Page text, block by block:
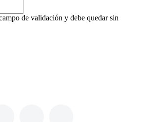
de validación y debe quedar sin